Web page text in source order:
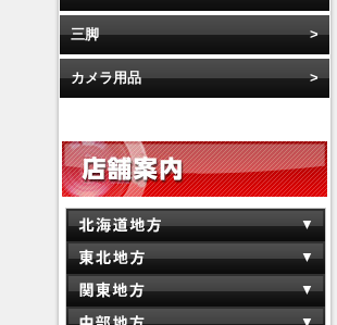
三脚
カメラ用品